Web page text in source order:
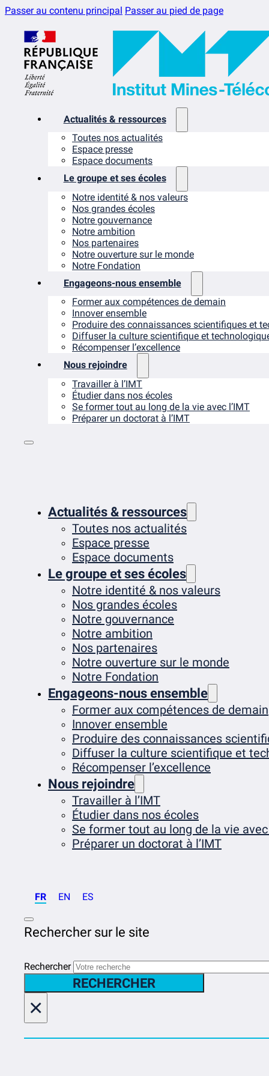
Passer au contenu principal Passer au pied de page
Actualités & ressources
Toutes nos actualités
Espace presse
Espace documents
Le groupe et ses écoles
Notre identité & nos valeurs
Nos grandes écoles
Notre gouvernance
Notre ambition
Nos partenaires
Notre ouverture sur le monde
Notre Fondation
Engageons-nous ensemble
Former aux compétences de demain
Innover ensemble
Produire des connaissances scientifiques et
Diffuser la culture scientifique et
Récompenser l’excellence
Nous rejoindre
Travailler à l’IMT
Étudier dans nos écoles
Se former tout au long de la vie avec l’IMT
Préparer un doctorat à l’IMT
Actualités & ressources
Toutes nos actualités
Espace presse
Espace documents
Le groupe et ses écoles
Notre identité & nos valeurs
Nos grandes écoles
Notre gouvernance
Notre ambition
Nos partenaires
Notre ouverture sur le monde
Notre Fondation
Engageons-nous ensemble
Former aux compétences de demain
Innover ensemble
Produire des connaissances
Diffuser la culture scientifique et
Récompenser l’excellence
Nous rejoindre
Travailler à l’IMT
Étudier dans nos écoles
Se former tout au long de la vie avec
Préparer un doctorat à l’IMT
FR EN ES
Rechercher sur le site
Rechercher
RECHERCHER
×